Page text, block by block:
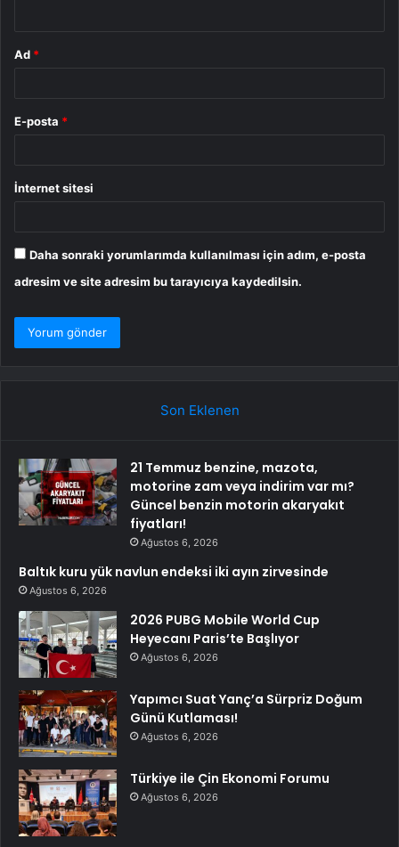
Ad *
E-posta *
İnternet sitesi
Daha sonraki yorumlarımda kullanılması için adım, e-posta
adresim ve site adresim bu tarayıcıya kaydedilsin.
Son Eklenen
21 Temmuz benzine, mazota,
motorine zam veya indirim var mı?
Güncel benzin motorin akaryakıt
fiyatları!
Ağustos 6, 2026
Baltık kuru yük navlun endeksi iki ayın zirvesinde
Ağustos 6, 2026
2026 PUBG Mobile World Cup
Heyecanı Paris’te Başlıyor
Ağustos 6, 2026
Yapımcı Suat Yanç’a Sürpriz Doğum
Günü Kutlaması!
Ağustos 6, 2026
Türkiye ile Çin Ekonomi Forumu
Ağustos 6, 2026